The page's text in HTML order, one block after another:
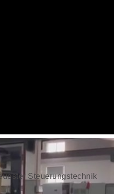
Steuerungstechnik